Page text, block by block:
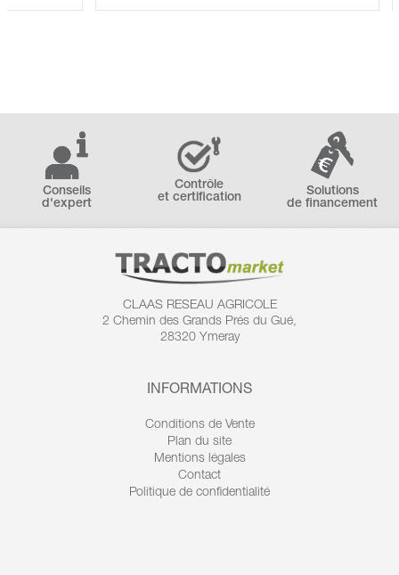
Conseils
d'expert
Contrôle
et certification
Solutions
de financement
CLAAS RESEAU AGRICOLE
2 Chemin des Grands Prés du Gué,
28320 Ymeray
INFORMATIONS
Conditions de Vente
Plan du site
Mentions légales
Contact
Politique de confidentialité